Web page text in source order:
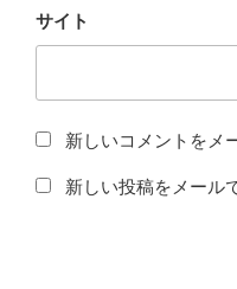
サイト
新しいコメントをメ
新しい投稿をメール